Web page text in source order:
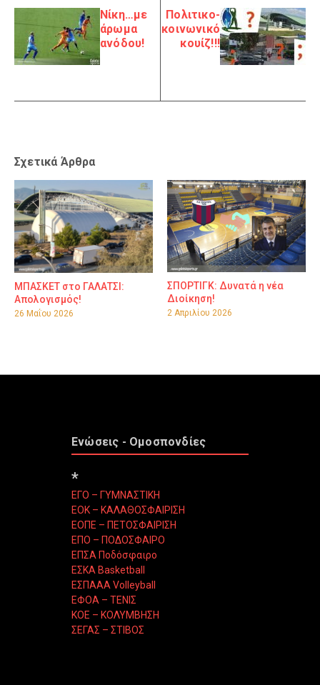
Νίκη…με
άρωμα
ανόδου!
Πολιτικο-
κοινωνικό
κουίζ!!!
Σχετικά Άρθρα
ΜΠΑΣΚΕΤ στο ΓΑΛΑΤΣΙ:
Απολογισμός!
26 Μαΐου 2026
ΣΠΟΡΤΙΓΚ: Δυνατά η νέα
Διοίκηση!
2 Απριλίου 2026
Ενώσεις - Ομοσπονδίες
*
ΕΓΟ – ΓΥΜΝΑΣΤΙΚΗ
ΕΟΚ – ΚΑΛΑΘΟΣΦΑΙΡΙΣΗ
ΕΟΠΕ – ΠΕΤΟΣΦΑΙΡΙΣΗ
ΕΠΟ – ΠΟΔΟΣΦΑΙΡΟ
ΕΠΣΑ Ποδόσφαιρο
ΕΣΚΑ Basketball
ΕΣΠΑΑΑ Volleyball
ΕΦΟΑ – ΤΕΝΙΣ
ΚΟΕ – ΚΟΛΥΜΒΗΣΗ
ΣΕΓΑΣ – ΣΤΙΒΟΣ